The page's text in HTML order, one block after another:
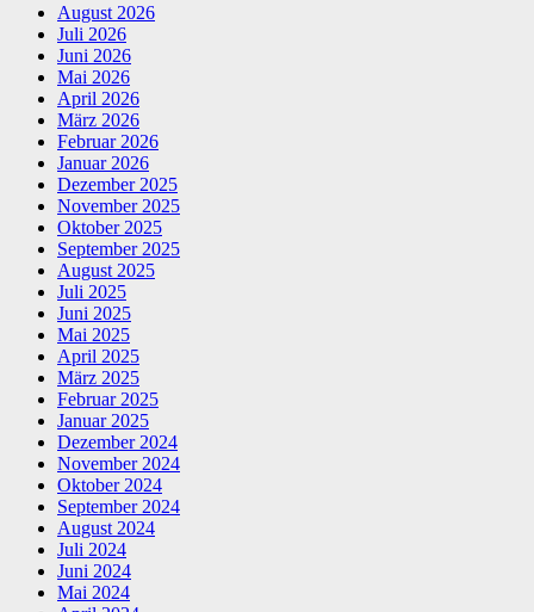
August 2026
Juli 2026
Juni 2026
Mai 2026
April 2026
März 2026
Februar 2026
Januar 2026
Dezember 2025
November 2025
Oktober 2025
September 2025
August 2025
Juli 2025
Juni 2025
Mai 2025
April 2025
März 2025
Februar 2025
Januar 2025
Dezember 2024
November 2024
Oktober 2024
September 2024
August 2024
Juli 2024
Juni 2024
Mai 2024